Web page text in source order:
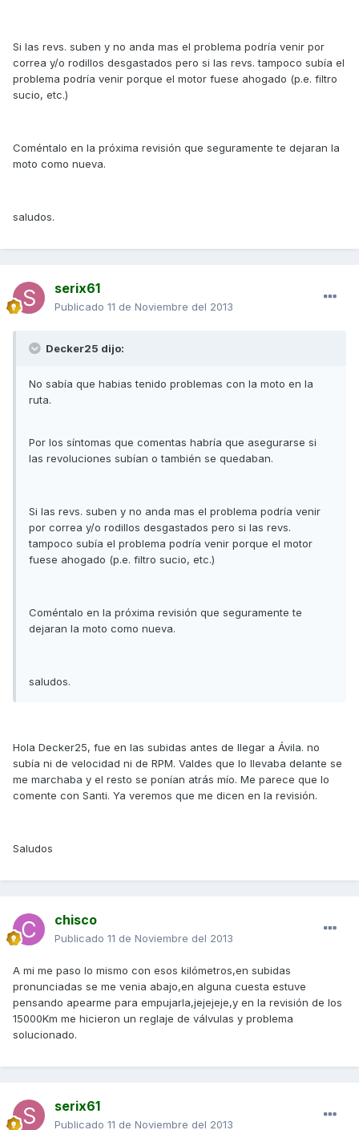
Si las revs. suben y no anda mas el problema podría venir por
correa y/o rodillos desgastados pero si las revs. tampoco subía el
problema podría venir porque el motor fuese ahogado (p.e. filtro
sucio, etc.)
Coméntalo en la próxima revisión que seguramente te dejaran la
moto como nueva.
saludos.
serix61
Publicado 11 de Noviembre del 2013
Decker25 dijo:
No sabía que habias tenido problemas con la moto en la
ruta.
Por los síntomas que comentas habría que asegurarse si
las revoluciones subían o también se quedaban.
Si las revs. suben y no anda mas el problema podría venir
por correa y/o rodillos desgastados pero si las revs.
tampoco subía el problema podría venir porque el motor
fuese ahogado (p.e. filtro sucio, etc.)
Coméntalo en la próxima revisión que seguramente te
dejaran la moto como nueva.
saludos.
Hola Decker25, fue en las subidas antes de llegar a Ávila. no
subía ni de velocidad ni de RPM. Valdes que lo llevaba delante se
me marchaba y el resto se ponían atrás mío. Me parece que lo
comente con Santi. Ya veremos que me dicen en la revisión.
Saludos
chisco
Publicado 11 de Noviembre del 2013
A mi me paso lo mismo con esos kilómetros,en subidas
pronunciadas se me venia abajo,en alguna cuesta estuve
pensando apearme para empujarla,jejejeje,y en la revisión de los
15000Km me hicieron un reglaje de válvulas y problema
solucionado.
serix61
Publicado 11 de Noviembre del 2013